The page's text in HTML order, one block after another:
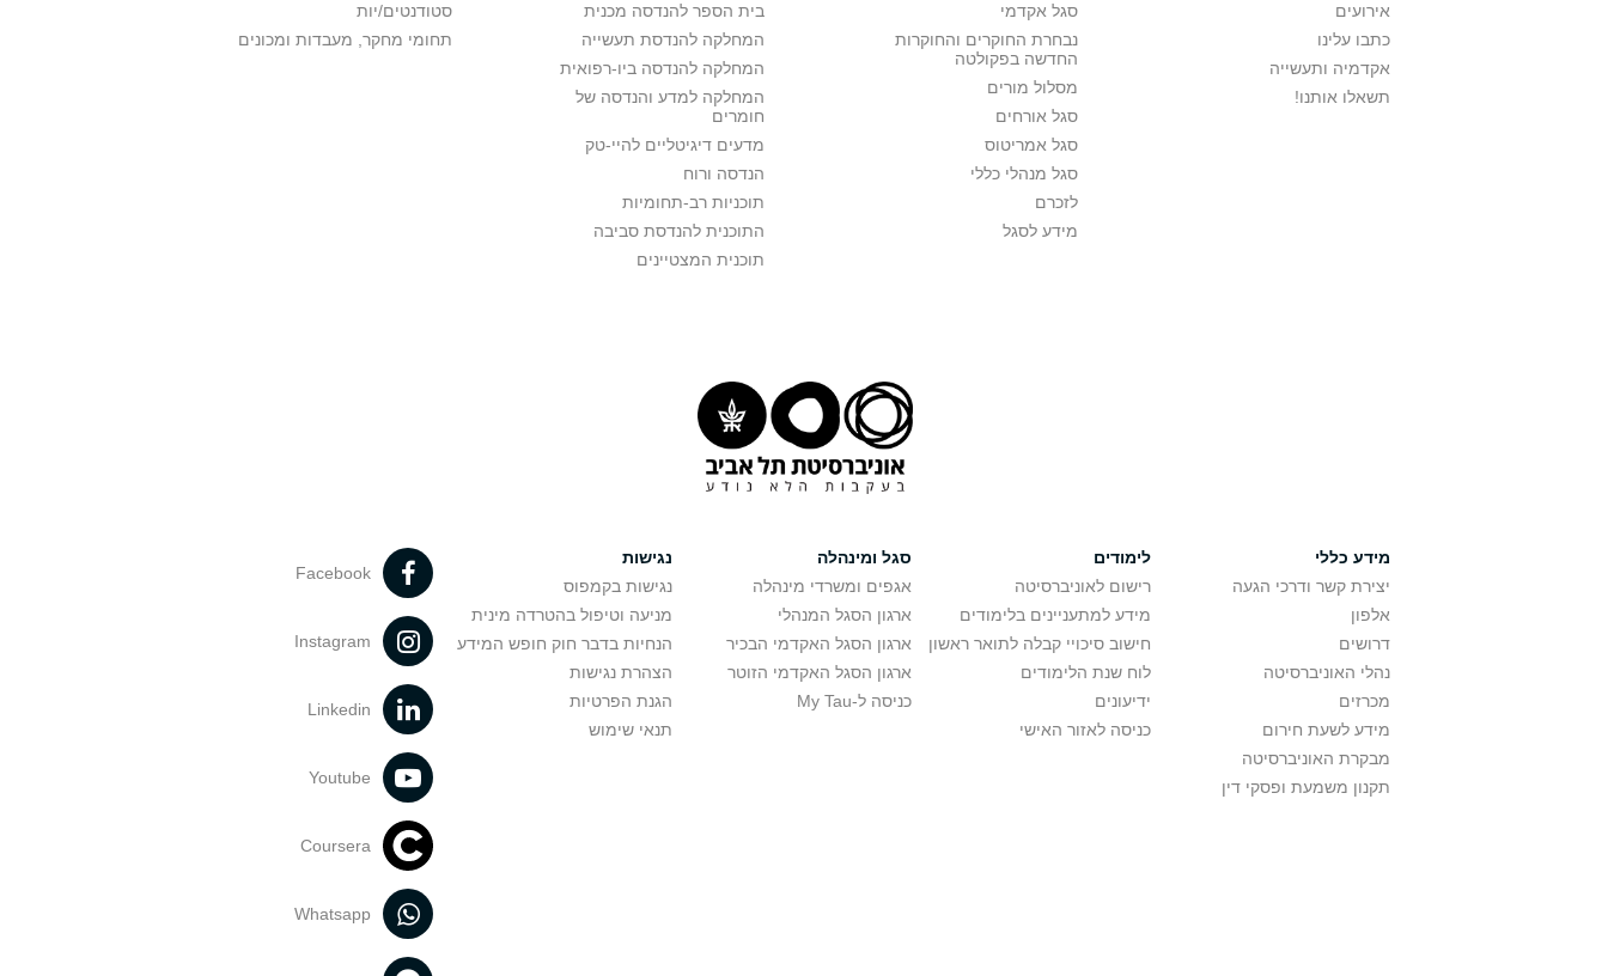
אירועים
כתבו עלינו
אקדמיה ותעשייה
תשאלו אותנו!
סגל אקדמי
נבחרת החוקרים והחוקרות
החדשה בפקולטה
מסלול מורים
סגל אורחים
סגל אמריטוס
סגל מנהלי כללי
לזכרם
מידע לסגל
בית הספר להנדסה מכנית
המחלקה להנדסת תעשייה
המחלקה להנדסה ביו-רפואית
המחלקה למדע והנדסה של
חומרים
מדעים דיגיטליים להיי-טק
הנדסה ורוח
תוכניות רב-תחומיות
התוכנית להנדסת סביבה
תוכנית המצטיינים
סטודנטים/יות
תחומי מחקר, מעבדות ומכונים
מידע כללי
יצירת קשר ודרכי הגעה
אלפון
דרושים
נהלי האוניברסיטה
מכרזים
מידע לשעת חירום
מבקרת האוניברסיטה
תקנון משמעת ופסקי דין
לימודים
רישום לאוניברסיטה
מידע למתעניינים בלימודים
חישוב סיכויי קבלה לתואר ראשון
לוח שנת הלימודים
ידיעונים
כניסה לאזור האישי
סגל ומינהלה
אגפים ומשרדי מינהלה
ארגון הסגל המנהלי
ארגון הסגל האקדמי הבכיר
ארגון הסגל האקדמי הזוטר
כניסה ל-My Tau
נגישות
נגישות בקמפוס
מניעה וטיפול בהטרדה מינית
הנחיות בדבר חוק חופש המידע
הצהרת נגישות
הגנת הפרטיות
תנאי שימוש
Facebook
Instagram
Linkedin
Youtube
Coursera
Whatsapp